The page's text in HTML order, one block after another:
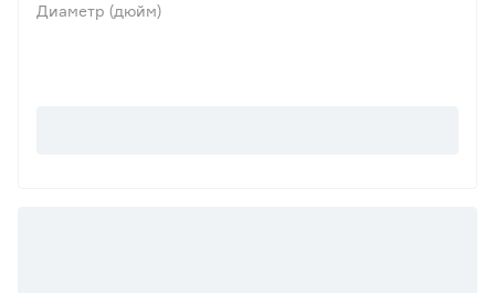
Диаметр (дюйм)